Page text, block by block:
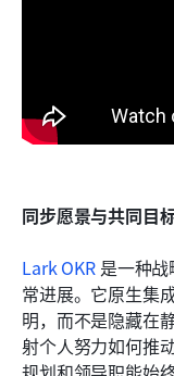
同步愿景与共同目
Lark OKR 是一种战
常进展。它原生集
明，而不是隐藏在
射个人努力如何推